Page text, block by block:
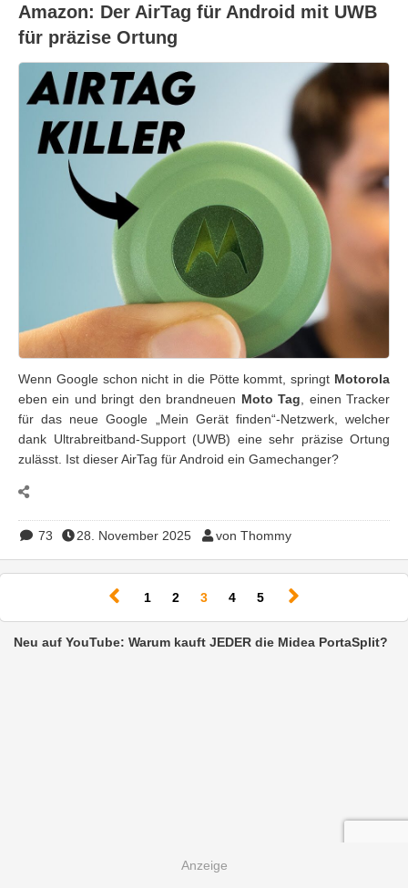
Amazon: Der AirTag für Android mit UWB
für präzise Ortung
Wenn Google schon nicht in die Pötte kommt, springt Motorola
eben ein und bringt den brandneuen Moto Tag , einen Tracker
für das neue Google „Mein Gerät finden“-Netzwerk, welcher
dank Ultrabreitband-Support (UWB) eine sehr präzise Ortung
zulässt. Ist dieser AirTag für Android ein Gamechanger?
73 28. November 2025 von Thommy
1 2 3(current)
4 5
Neu auf YouTube: Warum kauft JEDER die Midea PortaSplit?